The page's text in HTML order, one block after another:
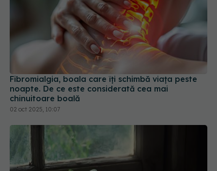
Fibromialgia, boala care îți schimbă viața peste
noapte. De ce este considerată cea mai
chinuitoare boală
02 oct 2025, 10:07